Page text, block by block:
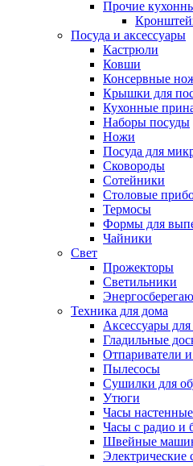
Прочие
Посуда и аксессуары
Кастрюли
Ковши
Консервные
Крышки для
Кухонные
Наборы посуды
Ножи
Посуда для
Сковороды
Сотейники
Столовые
Термосы
Формы для
Чайники
Свет
Прожекторы
Светильники
Техника для дома
Аксессуары
Гладильные
Отпариватели
Пылесосы
Сушилки для
Утюги
Часы настенные
Часы с радио и
Швейные
Электрические